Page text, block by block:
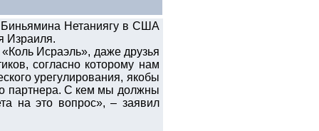
Биньямина Нетаниягу в США
Израиля.
Исраэль», даже друзья
согласно которому нам
урегулирования, якобы
партнера. С кем мы должны
на это вопрос», – заявил